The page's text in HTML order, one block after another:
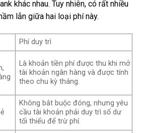
khác nhau. Tuy nhiên, có rất nhiều
lẫn giữa hai loại phí này.
Phí duy trì
Là khoản tiền phí được thu khi mở
tài khoản ngân hàng và được tính
theo chu kỳ tháng.
Không bắt buộc đóng, nhưng yêu
cầu tài khoản phải duy trì số dư
tối thiểu để trừ phí.